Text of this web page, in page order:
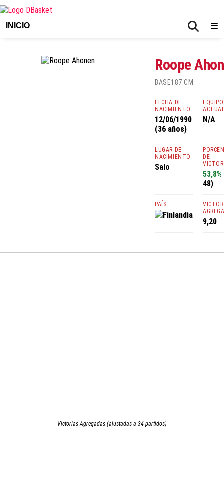
INICIO
Roope
BASE187 CM
FECHA DE
NACIMIENTO
12/06/1990
(36 años)
LUGAR DE
NACIMIENTO
Salo
PAÍS
Finlandia
EQUIPO
N/A
DE
53,8%
48)
9,20
Victorias Agregadas (ajustadas a 34 partidos)